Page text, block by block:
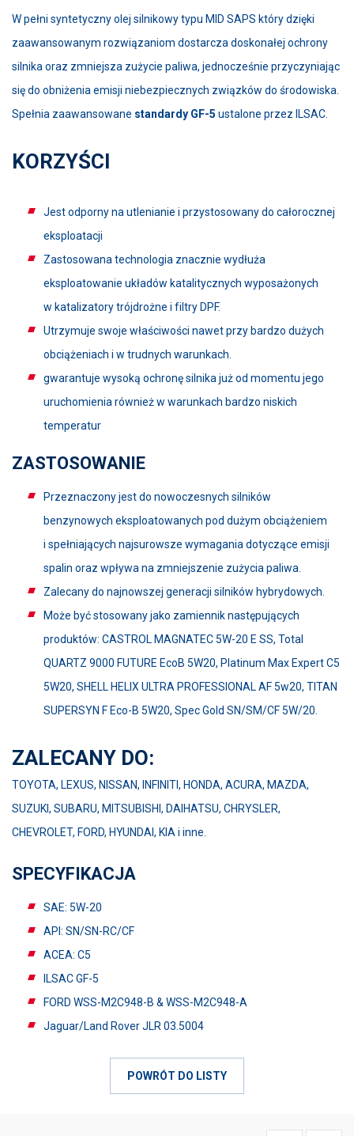
W pełni syntetyczny olej silnikowy typu MID SAPS który dzięki
zaawansowanym rozwiązaniom dostarcza doskonałej ochrony
silnika oraz zmniejsza zużycie paliwa, jednocześnie przyczyniając
się do obniżenia emisji niebezpiecznych związków do środowiska.
Spełnia zaawansowane standardy GF-5 ustalone przez ILSAC.
KORZYŚCI
Jest odporny na utlenianie i przystosowany do całorocznej
eksploatacji
Zastosowana technologia znacznie wydłuża
eksploatowanie układów katalitycznych wyposażonych
w katalizatory trójdrożne i filtry DPF.
Utrzymuje swoje właściwości nawet przy bardzo dużych
obciążeniach i w trudnych warunkach.
gwarantuje wysoką ochronę silnika już od momentu jego
uruchomienia również w warunkach bardzo niskich
temperatur
ZASTOSOWANIE
Przeznaczony jest do nowoczesnych silników
benzynowych eksploatowanych pod dużym obciążeniem
i spełniających najsurowsze wymagania dotyczące emisji
spalin oraz wpływa na zmniejszenie zużycia paliwa.
Zalecany do najnowszej generacji silników hybrydowych.
Może być stosowany jako zamiennik następujących
produktów: CASTROL MAGNATEC 5W-20 E SS, Total
QUARTZ 9000 FUTURE EcoB 5W20, Platinum Max Expert C5
5W20, SHELL HELIX ULTRA PROFESSIONAL AF 5w20, TITAN
SUPERSYN F Eco-B 5W20, Spec Gold SN/SM/CF 5W/20.
ZALECANY DO:
TOYOTA, LEXUS, NISSAN, INFINITI, HONDA, ACURA, MAZDA,
SUZUKI, SUBARU, MITSUBISHI, DAIHATSU, CHRYSLER,
CHEVROLET, FORD, HYUNDAI, KIA i inne.
SPECYFIKACJA
SAE: 5W-20
API: SN/SN-RC/CF
ACEA: C5
ILSAC GF-5
FORD WSS-M2C948-B & WSS-M2C948-A
Jaguar/Land Rover JLR 03.5004
POWRÓT DO LISTY